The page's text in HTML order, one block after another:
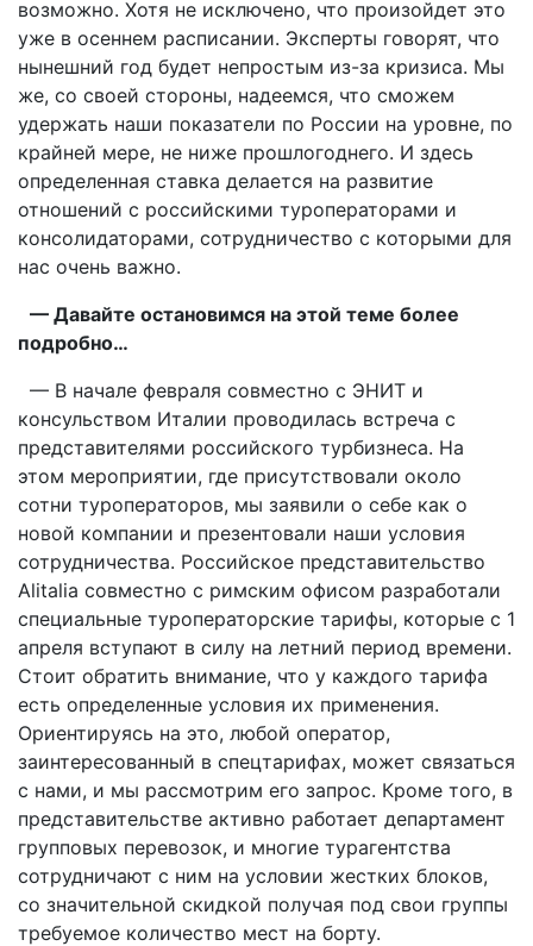
возможно. Хотя не исключено, что произойдет это
уже в осеннем расписании. Эксперты говорят, что
нынешний год будет непростым из-за кризиса. Мы
же, со своей стороны, надеемся, что сможем
удержать наши показатели по России на уровне, по
крайней мере, не ниже прошлогоднего. И здесь
определенная ставка делается на развитие
отношений с российскими туроператорами и
консолидаторами, сотрудничество с которыми для
нас очень важно.
— Давайте остановимся на этой теме более
подробно…
— В начале февраля совместно с ЭНИТ и
консульством Италии проводилась встреча с
представителями российского турбизнеса. На
этом мероприятии, где присутствовали около
сотни туроператоров, мы заявили о себе как о
новой компании и презентовали наши условия
сотрудничества. Российское представительство
Alitalia совместно с римским офисом разработали
специальные туроператорские тарифы, которые с 1
апреля вступают в силу на летний период времени.
Стоит обратить внимание, что у каждого тарифа
есть определенные условия их применения.
Ориентируясь на это, любой оператор,
заинтересованный в спецтарифах, может связаться
с нами, и мы рассмотрим его запрос. Кроме того, в
представительстве активно работает департамент
групповых перевозок, и многие турагентства
сотрудничают с ним на условии жестких блоков,
со значительной скидкой получая под свои группы
требуемое количество мест на борту.